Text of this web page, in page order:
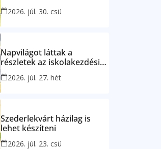
2026. júl. 30. csü
Napvilágot láttak a
részletek az iskolakezdési
támogatásról
2026. júl. 27. hét
Szederlekvárt házilag is
lehet készíteni
2026. júl. 23. csü